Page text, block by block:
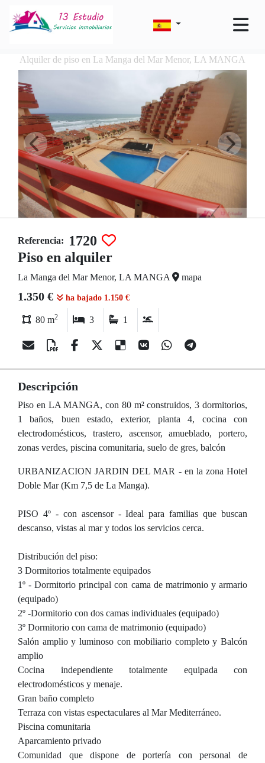
Alquiler de piso en La Manga del Mar Menor, LA MANGA
Referencia:
1720
Piso en alquiler
La Manga del Mar Menor, LA MANGA mapa
1.350 € ha bajado 1.150 €
80 m2 3 1
Descripción
Piso en LA MANGA, con 80 m² construidos, 3 dormitorios,
1 baños, buen estado, exterior, planta 4, cocina con
electrodomésticos, trastero, ascensor, amueblado, portero,
zonas verdes, piscina comunitaria, suelo de gres, balcón
URBANIZACION JARDIN DEL MAR - en la zona Hotel
Doble Mar (Km 7,5 de La Manga).
PISO 4º - con ascensor - Ideal para familias que buscan
descanso, vistas al mar y todos los servicios cerca.
Distribución del piso:
3 Dormitorios totalmente equipados
1º - Dormitorio principal con cama de matrimonio y armario
(equipado)
2º -Dormitorio con dos camas individuales (equipado)
3º Dormitorio con cama de matrimonio (equipado)
Salón amplio y luminoso con mobiliario completo y Balcón
amplio
Cocina independiente totalmente equipada con
electrodomésticos y menaje.
Gran baño completo
Terraza con vistas espectaculares al Mar Mediterráneo.
Piscina comunitaria
Aparcamiento privado
Comunidad que dispone de portería con personal de